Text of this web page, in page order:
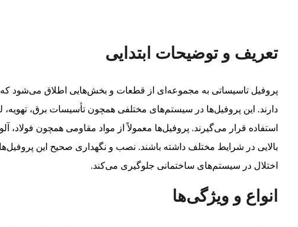
تعریف و توضیحات ابتدایی
پروفیل تاسیساتی به مجموعه‌ای از قطعات و بخش‌هایی اطلاق می‌شود که
دارند. این پروفیل‌ها در سیستم‌های مختلفی همچون تأسیسات برق،
استفاده قرار می‌گیرند. پروفیل‌ها معمولاً از مواد مقاومی همچون فولاد،
بالایی در شرایط مختلف داشته باشند. نصب و نگهداری صحیح این
اختلال در سیستم‌های ساختمانی جلوگیری می‌کند.
انواع و ویژگی‌ها